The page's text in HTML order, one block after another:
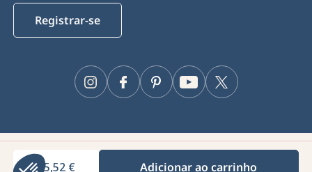
garantir o seu funcionamento
por
85,52 € Adicionar ao carrinho
Registrar-se
Facebook Twitter
YouTube
Pinterest
Instagram
Equiclic © 2026